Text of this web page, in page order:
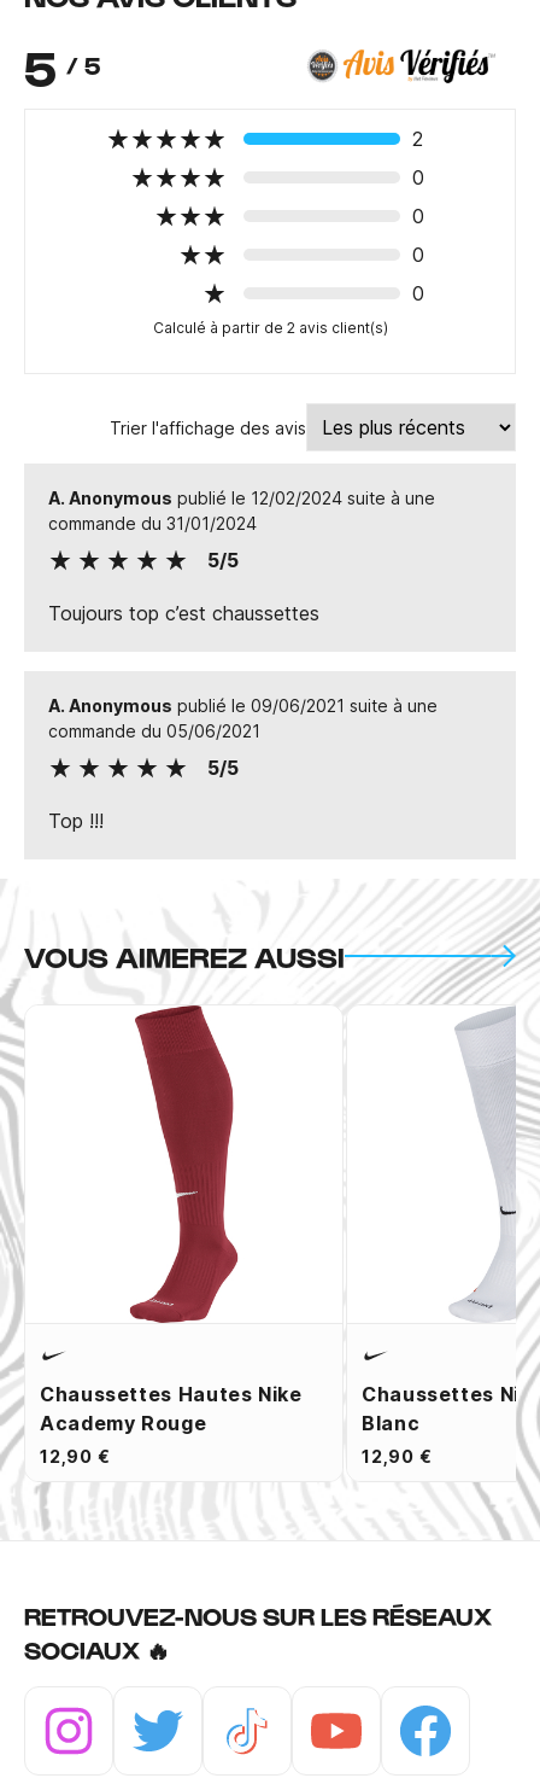
5 / 5
2
0
0
0
0
Calculé à partir de 2 avis client(s)
Trier l'affichage des avis
A. Anonymous publié le 12/02/2024 suite à une
commande du 31/01/2024
5/5
Toujours top c’est chaussettes
A. Anonymous publié le 09/06/2021 suite à une
commande du 05/06/2021
5/5
Top !!!
VOUS AIMEREZ AUSSI
Chaussettes Hautes Nike
Academy Rouge
12,90 €
Chaussettes
Blanc
12,90 €
RETROUVEZ-NOUS SUR LES RÉSEAUX
SOCIAUX 🔥